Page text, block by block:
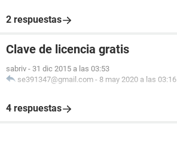
2 respuestas
Clave de licencia gratis
sabriv - 31 dic 2015 a las 03:53
se391347@gmail.com - 8 may 2020 a las 03:16
4 respuestas